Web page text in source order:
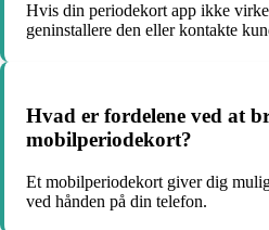
Hvis din periodekort app ikke
geninstallere den eller kontakte
Hvad er fordelene ved at
mobilperiodekort?
Et mobilperiodekort giver dig
ved hånden på din telefon.